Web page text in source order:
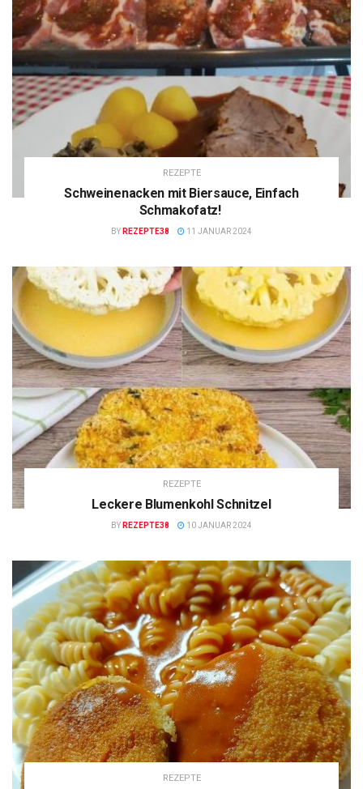
REZEPTE
Schweinenacken mit Biersauce, Einfach
Schmakofatz!
BY REZEPTE38 11 JANUAR 2024
REZEPTE
Leckere Blumenkohl Schnitzel
BY REZEPTE38 10 JANUAR 2024
REZEPTE